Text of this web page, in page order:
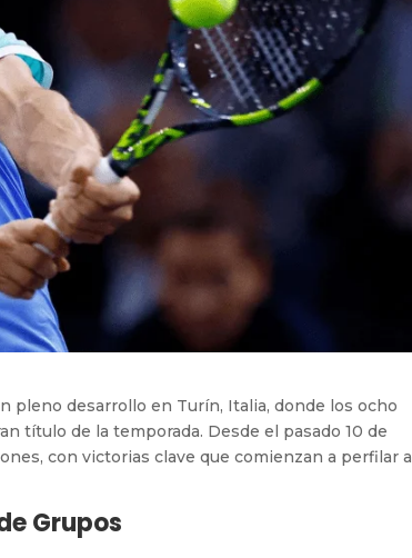
pleno desarrollo en Turín, Italia, donde los ocho
título de la temporada. Desde el pasado 10 de
con victorias clave que comienzan a perfilar
Grupos